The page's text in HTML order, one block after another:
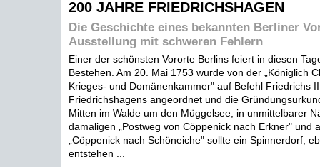
200 JAHRE FRIEDRICHSHAGEN
Die Geschichte eines bekannten Berliner
Ausstellung mit schweren Fehlern
Einer der schönsten Vororte Berlins feiert in diesen
Bestehen. Am 20. Mai 1753 wurde von der „Königlich
Krieges- und Domänenkammer" auf Befehl Friedrichs
Friedrichshagens angeordnet und die
Mitten im Walde um den Müggelsee, in unmittelbarer
damaligen „Postweg von Cöppenick nach Erkner" und
„Cöppenick nach Schöneiche" sollte ein Spinnerdorf,
entstehen ...